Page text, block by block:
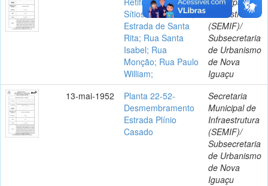
Sítios Santa Lúcia;
Estrada de Santa
Rita; Rua Santa
Isabel; Rua
Monção; Rua Paulo
William;
Infraestrutura
(SEMIF)/
Subsecretaria
de Urbanismo
de Nova
Iguaçu
13-mai-1952
Planta 22-52-
Desmembramento
Estrada Plínio
Casado
Secretaria
Municipal de
Infraestrutura
(SEMIF)/
Subsecretaria
de Urbanismo
de Nova
Iguaçu